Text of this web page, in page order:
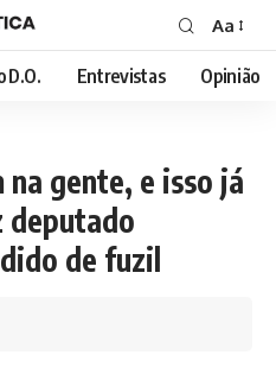
Font
Resizer
Aa
D.O. Entrevistas Opinião
na gente, e isso já
deputado
de fuzil